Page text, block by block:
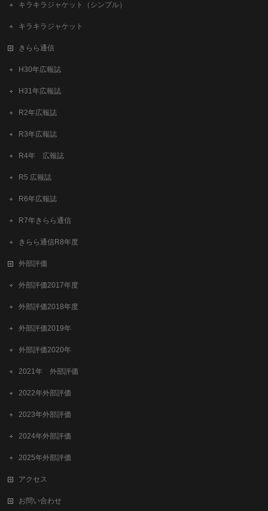
キラキラジャケット（シンプル）
キラキラジャケット
きらら通信
H30年広報誌
H31年広報誌
R2年広報誌
R3年広報誌
R4年 広報誌
R5 広報誌
R6年広報誌
R7年きらら通信
きらら通信R8年度
外部評価
外部評価2017年度
外部評価2018年度
外部評価2019年
外部評価2020年
2021年 外部評価
2022年外部評価
2023年外部評価
2024年外部評価
2025年外部評価
アクセス
お問い合わせ